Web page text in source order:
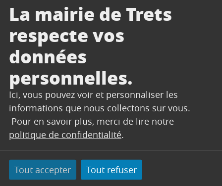
La mairie de Trets
respecte vos
données
personnelles.
Ici, vous pouvez voir et personnaliser les
informations que nous collectons sur vous.
Pour en savoir plus, merci de lire notre
politique de confidentialité.
Tout accepter Tout refuser